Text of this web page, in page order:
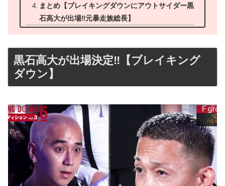
まとめ【ブレイキングダウンにアウトサイダー黒
石高大が出場‼元暴走族総長】
黒石高大が出場決定‼【ブレイキング
ダウン】